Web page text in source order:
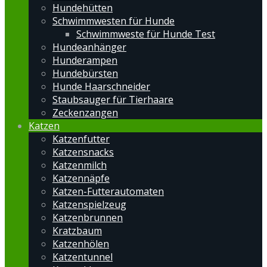
Hundehütten
Schwimmwesten für Hunde
Schwimmweste für Hunde Test
Hundeanhänger
Hunderampen
Hundebürsten
Hunde Haarschneider
Staubsauger für Tierhaare
Zeckenzangen
Katzen
Katzenfutter
Katzensnacks
Katzenmilch
Katzennäpfe
Katzen-Futterautomaten
Katzenspielzeug
Katzenbrunnen
Kratzbaum
Katzenhölen
Katzentunnel